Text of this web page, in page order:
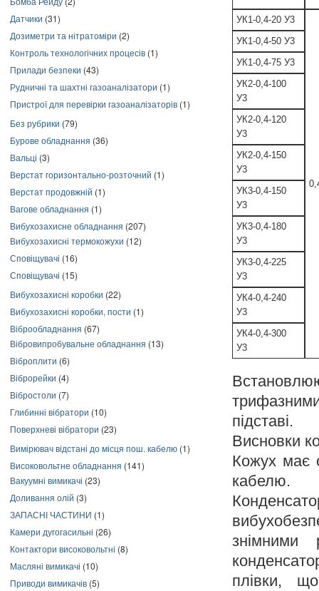
Датчики (31)
Дозиметри та нітратоміри (2)
Контроль технологічних процесів (1)
Прилади безпеки (43)
Рудничні та шахтні газоаналізатори (1)
Пристрої для перевірки газоаналізаторів (1)
Без рубрики (79)
Бурове обладнання (36)
Вальці (3)
Верстат горизонтально-розточний (1)
Верстат продовжній (1)
Вагове обладнання (1)
Вибухозахисне обладнання (207)
Вибухозахисні термокожухи (12)
Сповіщувачі (16)
Сповіщувачі (15)
Вибухозахисні коробки (22)
Вибухозахисні коробки, пости (1)
Віброобладнання (67)
Вібровипробувальне обладнання (13)
Віброплити (6)
Віброрейки (4)
Вібростоли (7)
Глибинні вібратори (10)
Поверхневі вібратори (23)
Вимірювач відстані до місця пош. кабелю (1)
Високовольтне обладнання (141)
Вакуумні вимикачі (23)
Доливання олій (3)
ЗАПАСНІ ЧАСТИНИ (1)
Камери дугогасильні (26)
Контактори високовольтні (8)
Масляні вимикачі (10)
Приводи вимикачів (5)
УК1-0,4-20 У3
УК1-0,4-50 У3
УК1-0,4-75 У3
УК2-0,4-100
У3
УК2-0,4-120
У3
УК2-0,4-150
У3
УК3-0,4-150
У3
УК3-0,4-180
У3
УК3-0,4-225
У3
УК4-0,4-240
У3
УК4-0,4-300
У3
підставі.
Висновки
Кожух має
кабелю.
знімними
плівки,